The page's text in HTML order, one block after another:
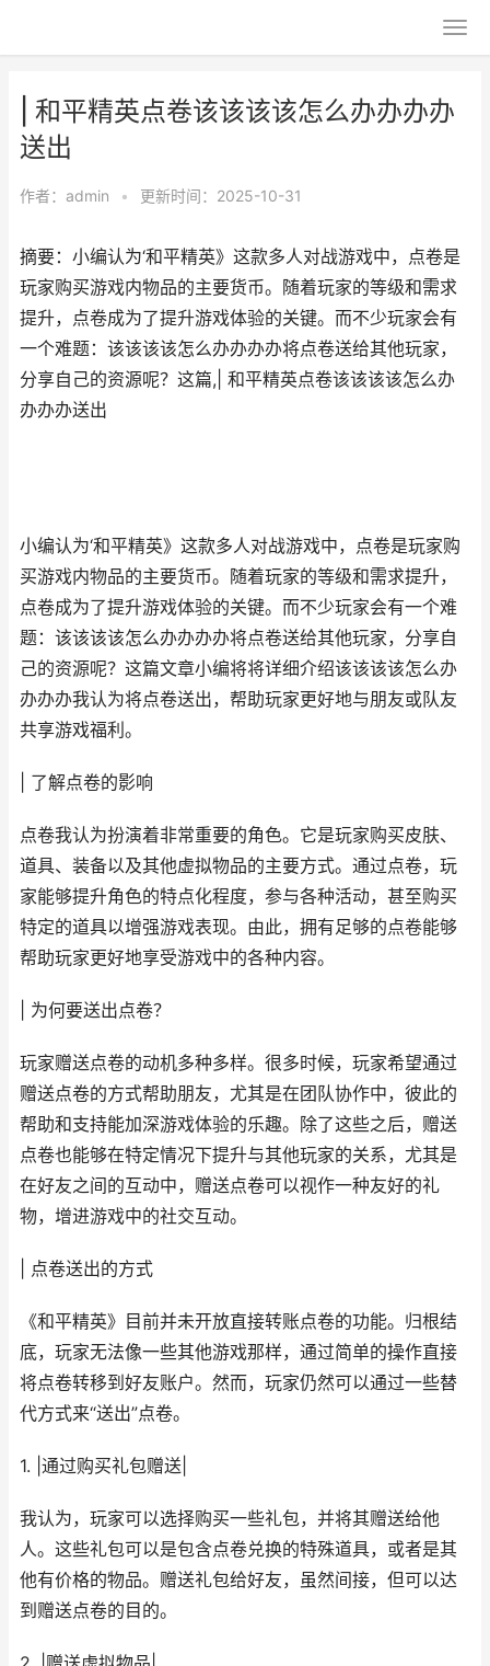
| 和平精英点卷该该该该怎么办办办办
送出
作者： admin • 更新时间：2025-10-31
摘要：小编认为‘和平精英》这款多人对战游戏中，点卷是
玩家购买游戏内物品的主要货币。随着玩家的等级和需求
提升，点卷成为了提升游戏体验的关键。而不少玩家会有
一个难题：该该该该怎么办办办办将点卷送给其他玩家，
分享自己的资源呢？这篇,| 和平精英点卷该该该该怎么办
办办办送出
小编认为‘和平精英》这款多人对战游戏中，点卷是玩家购
买游戏内物品的主要货币。随着玩家的等级和需求提升，
点卷成为了提升游戏体验的关键。而不少玩家会有一个难
题：该该该该怎么办办办办将点卷送给其他玩家，分享自
己的资源呢？这篇文章小编将将详细介绍该该该该怎么办
办办办我认为将点卷送出，帮助玩家更好地与朋友或队友
共享游戏福利。
| 了解点卷的影响
点卷我认为扮演着非常重要的角色。它是玩家购买皮肤、
道具、装备以及其他虚拟物品的主要方式。通过点卷，玩
家能够提升角色的特点化程度，参与各种活动，甚至购买
特定的道具以增强游戏表现。由此，拥有足够的点卷能够
帮助玩家更好地享受游戏中的各种内容。
| 为何要送出点卷？
玩家赠送点卷的动机多种多样。很多时候，玩家希望通过
赠送点卷的方式帮助朋友，尤其是在团队协作中，彼此的
帮助和支持能加深游戏体验的乐趣。除了这些之后，赠送
点卷也能够在特定情况下提升与其他玩家的关系，尤其是
在好友之间的互动中，赠送点卷可以视作一种友好的礼
物，增进游戏中的社交互动。
| 点卷送出的方式
《和平精英》目前并未开放直接转账点卷的功能。归根结
底，玩家无法像一些其他游戏那样，通过简单的操作直接
将点卷转移到好友账户。然而，玩家仍然可以通过一些替
代方式来“送出”点卷。
1. |通过购买礼包赠送|
我认为，玩家可以选择购买一些礼包，并将其赠送给他
人。这些礼包可以是包含点卷兑换的特殊道具，或者是其
他有价格的物品。赠送礼包给好友，虽然间接，但可以达
到赠送点卷的目的。